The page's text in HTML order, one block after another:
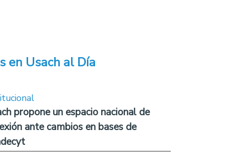
en Usach al Día
propone un espacio nacional de
ante cambios en bases de